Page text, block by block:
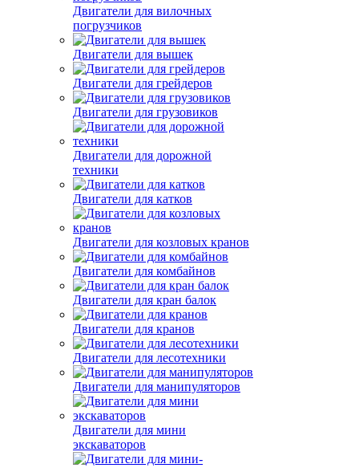
Двигатели для вилочных
погрузчиков
Двигатели для вышек
Двигатели для грейдеров
Двигатели для грузовиков
Двигатели для дорожной
техники
Двигатели для катков
Двигатели для козловых кранов
Двигатели для комбайнов
Двигатели для кран балок
Двигатели для кранов
Двигатели для лесотехники
Двигатели для манипуляторов
Двигатели для мини
экскаваторов